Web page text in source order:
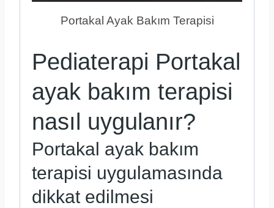
Portakal Ayak Bakım Terapisi
Pediaterapi Portakal
ayak bakım terapisi
nasıl uygulanır?
Portakal ayak bakım
terapisi uygulamasında
dikkat edilmesi